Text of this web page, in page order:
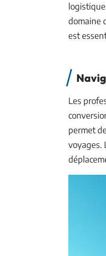
domaine
est
Les
permet
voyages.